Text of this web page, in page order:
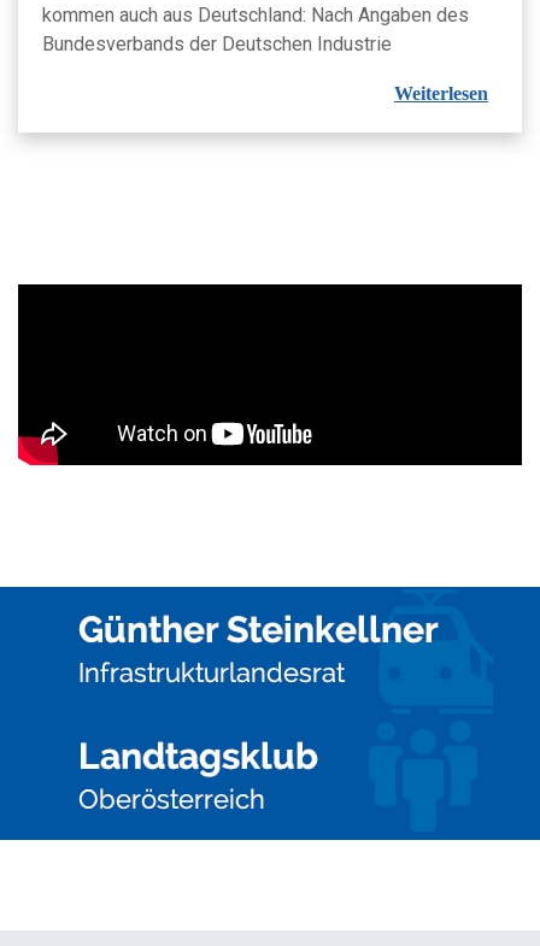
kommen auch aus Deutschland: Nach Angaben des
Bundesverbands der Deutschen Industrie
Weiterlesen